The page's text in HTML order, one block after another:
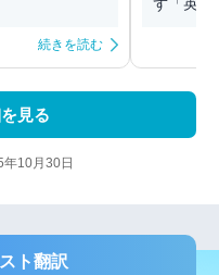
続きを読む
ず「英語
見る
10月30日
ト翻訳